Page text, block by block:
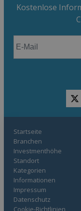
Kostenlose
Startseite
Branchen
Investmenthöhe
Standort
Kategorien
Informationen
Impressum
Datenschutz
Cookie-Richtlinien